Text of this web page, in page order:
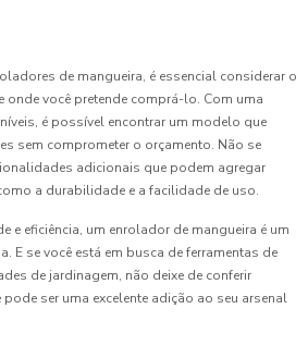
de mangueira, é essencial considerar o
onde você pretende comprá-lo. Com uma
é possível encontrar um modelo que
sem comprometer o orçamento. Não se
adicionais que podem agregar
a durabilidade e a facilidade de uso.
e eficiência, um enrolador de mangueira é um
E se você está em busca de ferramentas de
de jardinagem, não deixe de conferir
pode ser uma excelente adição ao seu arsenal